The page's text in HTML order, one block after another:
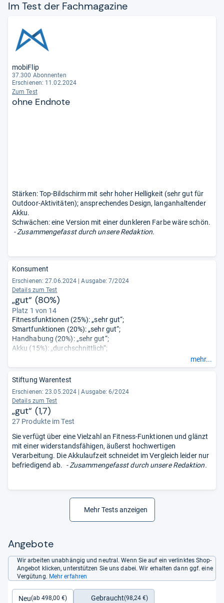
Im Test der Fach­ma­ga­zine
mobiFlip
37.300 Abonnenten
Erschienen: 11.02.2024
Zum Test
ohne Endnote
Stärken: Top-Bildschirm mit sehr hoher Helligkeit (sehr gut für
Outdoor-Aktivitäten); ansprechendes Design, langanhaltender
Akku.
Schwächen: eine Version mit einer dunkleren Farbe wäre schön.
- Zusammengefasst durch unsere Redaktion.
Konsument
Erschienen: 27.06.2024
Ausgabe: 7/2024
Details zum Test
„gut“ (80%)
Platz 1 von 14
Fitnessfunktionen (25%): „sehr gut“;
Smartfunktionen (20%): „sehr gut“;
Handhabung (20%): „sehr gut“;
Akku (15%): „durchschnittlich“;
Vielseitigkeit (5%): „sehr gut“;
Robustheit (5%): „sehr gut“;
Sicherheit und Privatsphäre (5%): „sehr gut“.
mehr...
Stiftung Warentest
Erschienen: 23.05.2024
Ausgabe: 6/2024
Details zum Test
„gut“ (1,7)
27 Produkte im Test
Sie verfügt über eine Vielzahl an Fitness-Funktionen und glänzt
mit einer widerstandsfähigen, äußerst hochwertigen
Verarbeitung. Die Akkulaufzeit schneidet im Vergleich leider nur
befriedigend ab. - Zusammengefasst durch unsere Redaktion.
Mehr Tests anzeigen
Angebote
Wir arbeiten unabhängig und neutral. Wenn Sie auf ein verlinktes Shop-
Angebot klicken, unterstützen Sie uns dabei. Wir erhalten dann ggf. eine
Vergütung. Mehr erfahren
Neu(ab 498,00 €) Gebraucht(98,24 €)